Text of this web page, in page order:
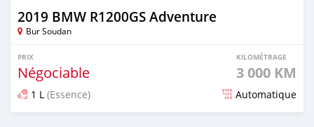
2019 BMW R1200GS Adventure
Bur Soudan
PRIX
Négociable
KILOMÉTRAGE
3 000 KM
1 L (Essence) Automatique